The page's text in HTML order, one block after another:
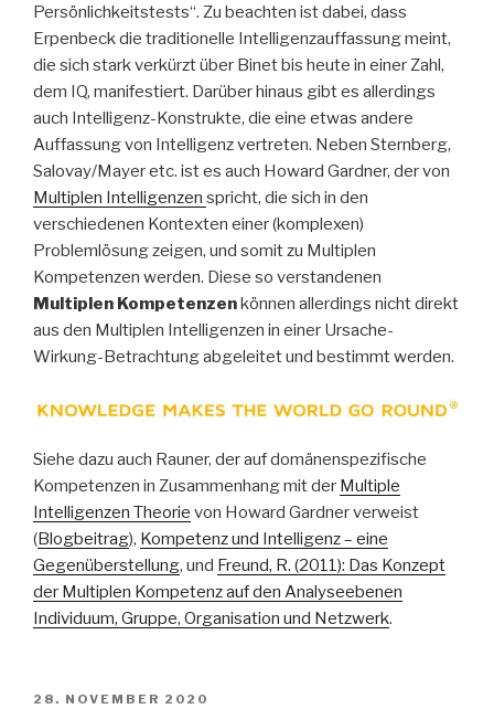
Persönlichkeitstests“. Zu beachten ist dabei, dass
Erpenbeck die traditionelle Intelligenzauffassung meint,
die sich stark verkürzt über Binet bis heute in einer Zahl,
dem IQ, manifestiert. Darüber hinaus gibt es allerdings
auch Intelligenz-Konstrukte, die eine etwas andere
Auffassung von Intelligenz vertreten. Neben Sternberg,
Salovay/Mayer etc. ist es auch Howard Gardner, der von
Multiplen Intelligenzen spricht, die sich in den
verschiedenen Kontexten einer (komplexen)
Problemlösung zeigen, und somit zu Multiplen
Kompetenzen werden. Diese so verstandenen
Multiplen Kompetenzenkönnen allerdings nicht direkt
aus den Multiplen Intelligenzen in einer Ursache-
Wirkung-Betrachtung abgeleitet und bestimmt werden.
Siehe dazu auch Rauner, der auf domänenspezifische
Kompetenzen in Zusammenhang mit der Multiple
Intelligenzen Theorie von Howard Gardner verweist
(Blogbeitrag), Kompetenz und Intelligenz – eine
Gegenüberstellung, und Freund, R. (2011): Das Konzept
der Multiplen Kompetenz auf den Analyseebenen
Individuum, Gruppe, Organisation und Netzwerk.
VERÖFFENTLICHT
28. NOVEMBER 2020